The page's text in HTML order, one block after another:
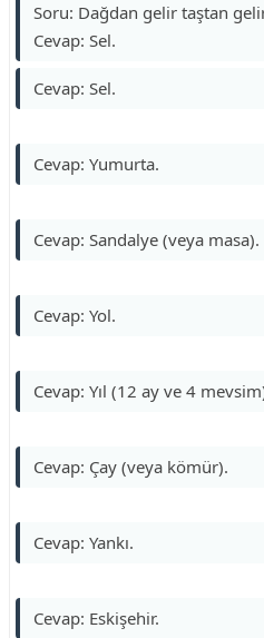
Soru: Dağdan gelir taştan
Cevap: Sel.
Cevap: Sel.
Cevap: Yumurta.
Cevap: Sandalye (veya masa).
Cevap: Yol.
Cevap: Yıl (12 ay ve 4
Cevap: Çay (veya kömür).
Cevap: Yankı.
Cevap: Eskişehir.